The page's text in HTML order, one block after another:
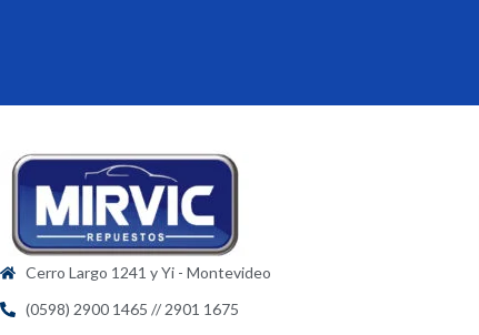
Cerro Largo 1241 y Yi - Montevideo
(0598) 2900 1465 // 2901 1675